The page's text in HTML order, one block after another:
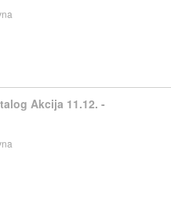
Akcija 11.12. -